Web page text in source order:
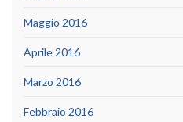
Maggio 2016
Aprile 2016
Marzo 2016
Febbraio 2016